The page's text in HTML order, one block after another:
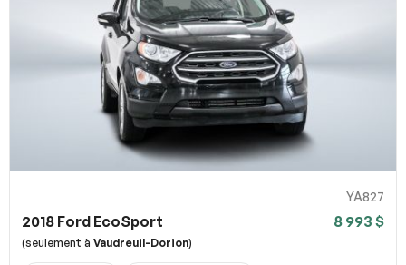
YA827
2018 Ford EcoSport 8 993 $
(seulement à Vaudreuil-Dorion)